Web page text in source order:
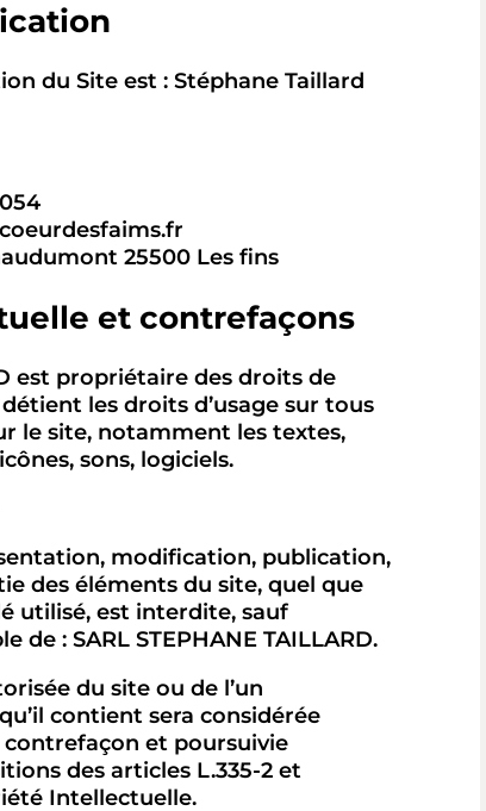
du Site est : Stéphane Taillard
25500 Les fins
et contrefaçons
est propriétaire des droits de
les droits d’usage sur tous
le site, notamment les textes,
sons, logiciels.
modification, publication,
des éléments du site, quel que
utilisé, est interdite, sauf
: SARL STEPHANE TAILLARD.
du site ou de l’un
contient sera considérée
et poursuivie
des articles L.335-2 et
Intellectuelle.